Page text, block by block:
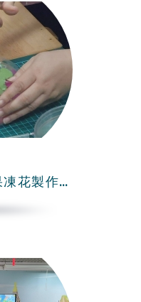
115年-異國文化果凍花製作體驗